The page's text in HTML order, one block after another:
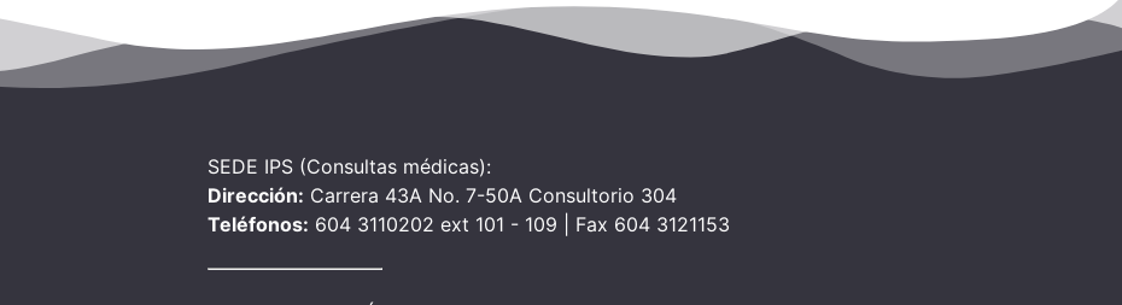
SEDE IPS (Consultas médicas):
Dirección: Carrera 43A No. 7-50A Consultorio 304
Teléfonos: 604 3110202 ext 101 - 109 | Fax 604 3121153